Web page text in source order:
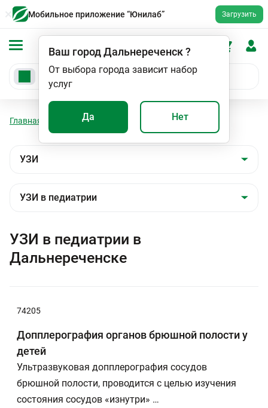
Мобильное приложение “Юнилаб” Загрузить
Ваш городДальнереченск?
От выбора города зависит набор
услуг
Да Нет
Главная Мед. услуги УЗИ в педиатрии
УЗИ в педиатрии в
Дальнереченске
74205
Допплерография органов брюшной полости у
детей
Ультразвуковая допплерография сосудов
брюшной полости, проводится с целью изучения
состояния сосудов «изнутри» …